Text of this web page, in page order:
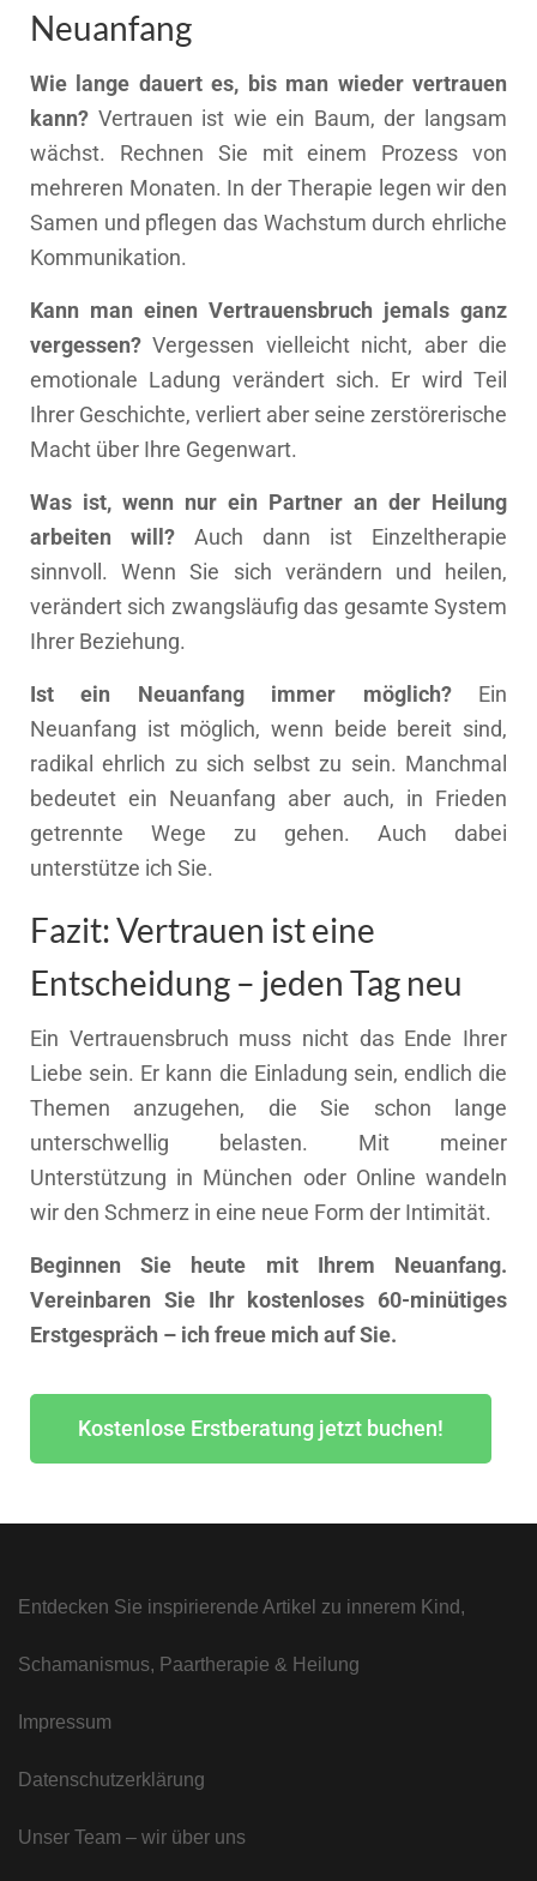
Neuanfang
Wie lange dauert es, bis man wieder vertrauen
kann? Vertrauen ist wie ein Baum, der langsam
wächst. Rechnen Sie mit einem Prozess von
mehreren Monaten. In der Therapie legen wir den
Samen und pflegen das Wachstum durch ehrliche
Kommunikation.
Kann man einen Vertrauensbruch jemals ganz
vergessen? Vergessen vielleicht nicht, aber die
emotionale Ladung verändert sich. Er wird Teil
Ihrer Geschichte, verliert aber seine zerstörerische
Macht über Ihre Gegenwart.
Was ist, wenn nur ein Partner an der Heilung
arbeiten will? Auch dann ist Einzeltherapie
sinnvoll. Wenn Sie sich verändern und heilen,
verändert sich zwangsläufig das gesamte System
Ihrer Beziehung.
Ist ein Neuanfang immer möglich?Ein
Neuanfang ist möglich, wenn beide bereit sind,
radikal ehrlich zu sich selbst zu sein. Manchmal
bedeutet ein Neuanfang aber auch, in Frieden
getrennte Wege zu gehen. Auch dabei
unterstütze ich Sie.
Fazit: Vertrauen ist eine
Entscheidung – jeden Tag neu
Ein Vertrauensbruch muss nicht das Ende Ihrer
Liebe sein. Er kann die Einladung sein, endlich die
Themen anzugehen, die Sie schon lange
unterschwellig belasten. Mit meiner
Unterstützung in München oder Online wandeln
wir den Schmerz in eine neue Form der Intimität.
Beginnen Sie heute mit Ihrem Neuanfang.
Vereinbaren Sie Ihr kostenloses 60-minütiges
Erstgespräch – ich freue mich auf Sie.
Kostenlose Erstberatung jetzt buchen!
Entdecken Sie inspirierende Artikel zu innerem Kind,
Schamanismus, Paartherapie & Heilung
Impressum
Datenschutzerklärung
Unser Team – wir über uns